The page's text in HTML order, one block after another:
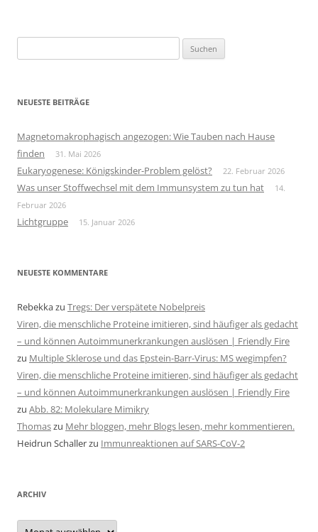
nach:
NEUESTE BEITRÄGE
Magnetomakrophagisch angezogen: Wie Tauben nach Hause
finden
31. Mai 2026
Eukaryogenese: Königskinder-Problem gelöst? 22. Februar 2026
Was unser Stoffwechsel mit dem Immunsystem zu tun hat
14.
Februar 2026
Lichtgruppe 15. Januar 2026
NEUESTE KOMMENTARE
Rebekkazu Tregs: Der verspätete Nobelpreis
Viren, die menschliche Proteine imitieren, sind häufiger als gedacht
– und können Autoimmunerkrankungen auslösen | Friendly Fire
zu Multiple Sklerose und das Epstein-Barr-Virus: MS wegimpfen?
Viren, die menschliche Proteine imitieren, sind häufiger als gedacht
– und können Autoimmunerkrankungen auslösen | Friendly Fire
zu Abb. 82: Molekulare Mimikry
Thomaszu Mehr bloggen, mehr Blogs lesen, mehr kommentieren.
Heidrun Schallerzu Immunreaktionen auf SARS-CoV-2
ARCHIV
Archiv